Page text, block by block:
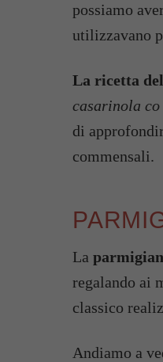
possiamo
utilizzavano
La ricetta
casarinola
di
commensali.
La
regalando ai
classico
Andiamo a